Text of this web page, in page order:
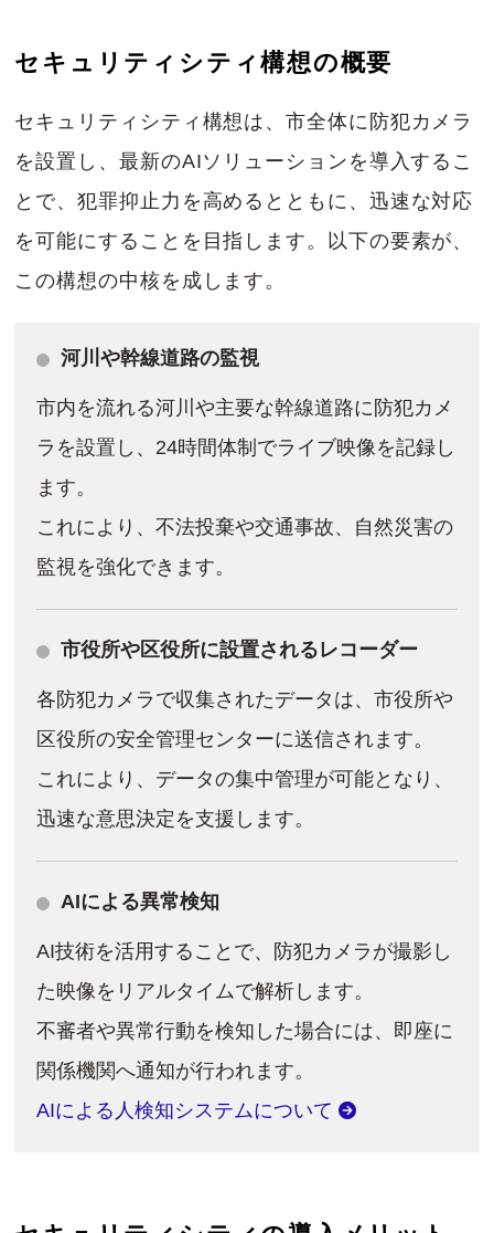
セキュリティシティ構想の概要
セキュリティシティ構想は、市全体に防犯カメラ
を設置し、最新のAIソリューションを導入するこ
とで、犯罪抑止力を高めるとともに、迅速な対応
を可能にすることを目指します。以下の要素が、
この構想の中核を成します。
河川や幹線道路の監視
市内を流れる河川や主要な幹線道路に防犯カメ
ラを設置し、24時間体制でライブ映像を記録し
ます。
これにより、不法投棄や交通事故、自然災害の
監視を強化できます。
市役所や区役所に設置されるレコーダー
各防犯カメラで収集されたデータは、市役所や
区役所の安全管理センターに送信されます。
これにより、データの集中管理が可能となり、
迅速な意思決定を支援します。
AIによる異常検知
AI技術を活用することで、防犯カメラが撮影し
た映像をリアルタイムで解析します。
不審者や異常行動を検知した場合には、即座に
関係機関へ通知が行われます。
AIによる人検知システムについて